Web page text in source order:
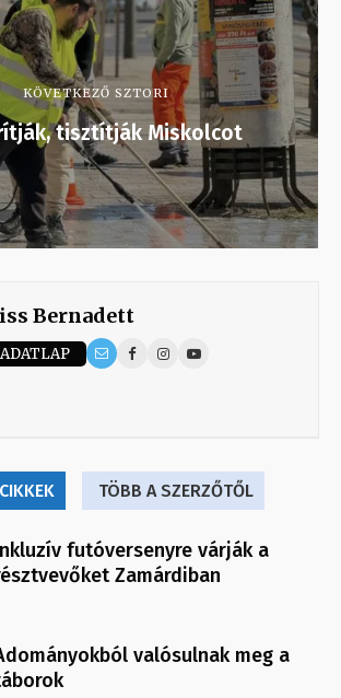
KÖVETKEZŐ SZTORI
tisztítják Miskolcot
Bernadett
ADATLAP
TÖBB A SZERZŐTŐL
futóversenyre várják a
Zamárdiban
valósulnak meg a